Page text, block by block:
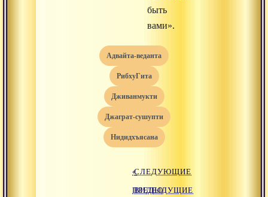
быть
вами».
адвайта-веданта
РибхуГита
дживанмукти
джаграт-сушупти
нидидхъясана
«
ПРЕДЫДУЩИЕ
СЛЕДУЮЩИЕ
ВИДЕО